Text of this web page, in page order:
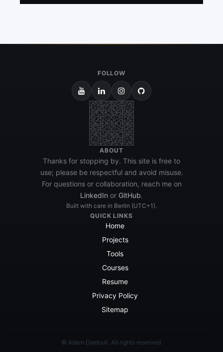
ABOUT
Thanks for stopping by. This site is free to
use; please be respectful and avoid misuse.
For questions or collaboration, reach me on
LinkedIn or GitHub.
Built with care in Berlin (UTC+1).
QUICK LINKS
Home
Projects
Tools
Courses
Resume
Privacy Policy
Sitemap
FOLLOW
© Adam Djellouli. All rights reserved.